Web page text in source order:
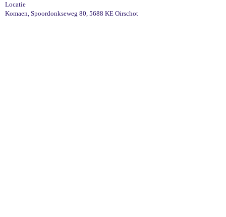
Locatie
Komaen, Spoordonkseweg 80, 5688 KE Oirschot